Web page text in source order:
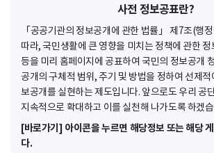
사전 정보공표란?
「공공기관의 정보공개에 관한 법률」 제7조(행
따라, 국민생활에 큰 영향을 미치는 정책에 관한
등을 미리 홈페이지에 공표하여 국민의 정보공개
공개의 구체적 범위, 주기 및 방법을 정하여 선제
보공개를 실현하는 제도입니다. 앞으로도 우리 공
지속적으로 확대하고 이를 실천해 나가도록 하겠
[바로가기] 아이콘을 누르면 해당정보 또는 해당
다.